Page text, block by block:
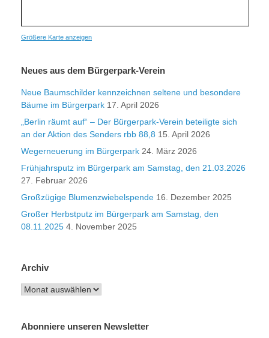
Größere Karte anzeigen
Neues aus dem Bürgerpark-Verein
Neue Baumschilder kennzeichnen seltene und besondere
Bäume im Bürgerpark 17. April 2026
„Berlin räumt auf“ – Der Bürgerpark-Verein beteiligte sich
an der Aktion des Senders rbb 88,8 15. April 2026
Wegerneuerung im Bürgerpark 24. März 2026
Frühjahrsputz im Bürgerpark am Samstag, den 21.03.2026
27. Februar 2026
Großzügige Blumenzwiebelspende 16. Dezember 2025
Großer Herbstputz im Bürgerpark am Samstag, den
08.11.2025 4. November 2025
Archiv
Archiv
Abonniere unseren Newsletter